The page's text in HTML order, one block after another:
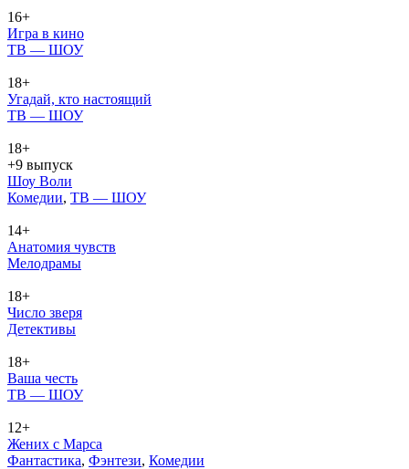
16+
Игра в кино
ТВ — ШОУ
18+
Угадай, кто настоящий
ТВ — ШОУ
18+
+9 выпуск
Шоу Воли
Ко­ме­дии, ТВ — ШОУ
14+
Анатомия чувств
Ме­ло­дра­мы
18+
Число зверя
Де­тек­ти­вы
18+
Ваша честь
ТВ — ШОУ
12+
Жених с Марса
Фан­та­сти­ка, Фэн­те­зи, Ко­ме­дии